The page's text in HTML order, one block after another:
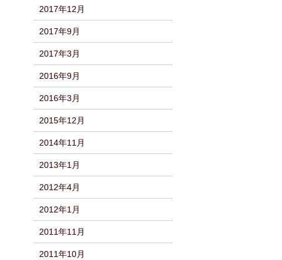
2017年12月
2017年9月
2017年3月
2016年9月
2016年3月
2015年12月
2014年11月
2013年1月
2012年4月
2012年1月
2011年11月
2011年10月